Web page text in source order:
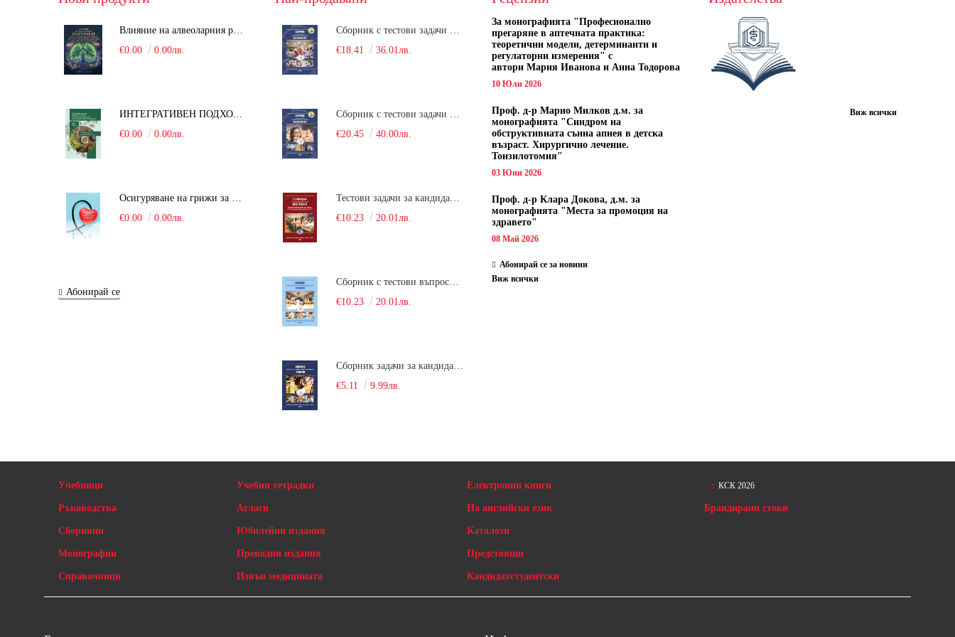
Влияние на алвеоларния рекрутмънт върху белодробната функция при робот-асистирана хирургия в положение Тренделенбург
€0.00
0.00лв.
ИНТЕГРАТИВЕН ПОДХОД В БОРБАТА С COVID-19: От патогенезата на Sars-Cov-2 до фитомедицината и етноботаниката. Антивирусна активност и терапевтичен потенциал на българските лечебни растения
€0.00
0.00лв.
Осигуряване на грижи за поддържане на здравното състояние на уязвимите групи от населени
€0.00
0.00лв.
Абонирай се
Сборник с тестови задачи за кандидатстудентски изпит по биология върху учебния материал за задължителна и профилирана подготовка, изучаван в средния курс на обучение. Част 1
€18.41
36.01лв.
Сборник с тестови задачи за кандидатстудентски изпит по биология върху учебния материал за задължителна и профилирана подготовка, изучаван в средния курс на обучение. Част 2
€20.45
40.00лв.
Тестови задачи за кандидатстудентски изпит по биология. Сборник
€10.23
20.01лв.
Сборник с тестови въпроси за кандидатстудентски изпит по химия. 2022
€10.23
20.01лв.
Сборник задачи за кандидатстудентски изпит по химия
€5.11
9.99лв.
За монографията "Професионално
прегаряне в аптечната практика:
теоретични модели, детерминанти и
регулаторни измерения" с
автори Мария Иванова и Анна Тодорова
10 Юли 2026
Проф. д-р Марио Милков д.м. за
монографията "Синдром на
обструктивната сънна апнея в детска
възраст. Хирургично лечение.
Тонзилотомия"
03 Юни 2026
Проф. д-р Клара Докова, д.м. за
монографията "Места за промоция на
здравето"
08 Май 2026
Абонирай се за новини
Виж всички
Виж всички
Учебници
Ръководства
Сборници
Монографии
Справочници
Учебни тетрадки
Атласи
Юбилейни издания
Преводни издания
Извън медицината
Електронни книги
На английски език
Каталози
Предстоящи
Кандидатстудентски
КСК 2026
Брандирани стоки